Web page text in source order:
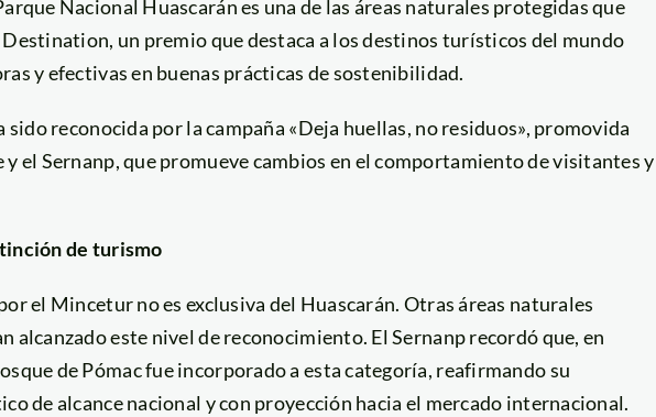
Nacional Huascarán es una de las áreas naturales protegidas que
un premio que destaca a los destinos turísticos del mundo
y efectivas en buenas prácticas de sostenibilidad.
sido reconocida por la campaña «Deja huellas, no residuos», promovida
el Sernanp, que promueve cambios en el comportamiento de visitantes y
de turismo
el Mincetur no es exclusiva del Huascarán. Otras áreas naturales
alcanzado este nivel de reconocimiento. El Sernanp recordó que, en
de Pómac fue incorporado a esta categoría, reafirmando su
de alcance nacional y con proyección hacia el mercado internacional.